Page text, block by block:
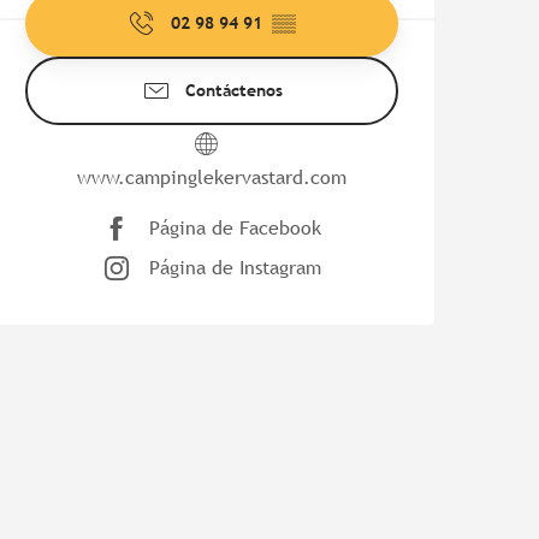
02 98 94 91 ▒▒
Contáctenos
www.campinglekervastard.com
Página de Facebook
Página de Instagram